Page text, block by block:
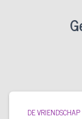
DE VRIENDSCHAP